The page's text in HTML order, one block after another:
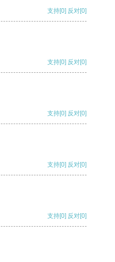
支持[0] 反对[0]
支持[0] 反对[0]
支持[0] 反对[0]
支持[0] 反对[0]
支持[0] 反对[0]